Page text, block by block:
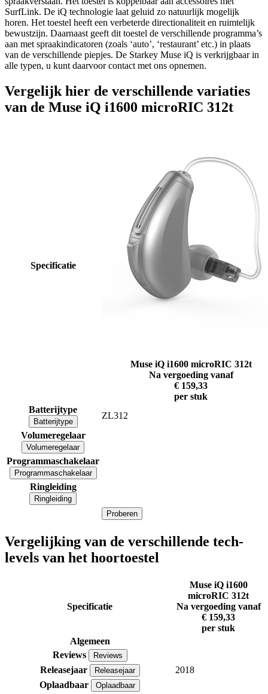
SurfLink. De iQ technologie laat geluid zo natuurlijk mogelijk
horen. Het toestel heeft een verbeterde directionaliteit en ruimtelijk
bewustzijn. Daarnaast geeft dit toestel de verschillende programma’s
aan met spraakindicatoren (zoals ‘auto’, ‘restaurant’ etc.) in plaats
van de verschillende piepjes. De Starkey Muse iQ is verkrijgbaar in
alle typen, u kunt daarvoor contact met ons opnemen.
Vergelijk hier de verschillende variaties
van de Muse iQ i1600 microRIC 312t
Specificatie
Muse iQ i1600 microRIC 312t
Na vergoeding vanaf
€ 159,33
per stuk
Batterijtype
Batterijtype
ZL312
Volumeregelaar
Volumeregelaar
Programmaschakelaar
Programmaschakelaar
Ringleiding
Ringleiding
Proberen
Vergelijking van de verschillende tech-
levels van het hoortoestel
Specificatie
Muse iQ i1600
microRIC 312t
Na vergoeding vanaf
€ 159,33
per stuk
Algemeen
Reviews
Reviews
Releasejaar Releasejaar
2018
Oplaadbaar
Oplaadbaar